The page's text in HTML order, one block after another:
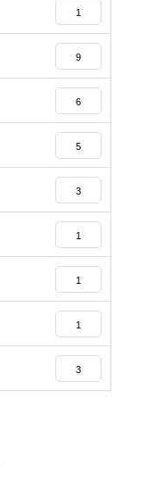
1
9
6
5
3
1
1
1
3